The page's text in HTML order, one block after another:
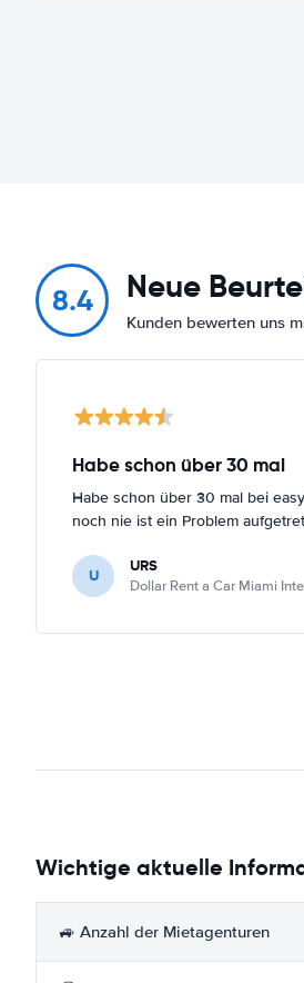
8.4 Neue
Kunden bewerten uns
Habe schon über 30 mal
Habe schon über 30 mal bei
noch nie ist ein Problem
U URS
Dollar Rent a Car Miami
Wichtige aktuelle
🚙 Anzahl der Mietagenturen